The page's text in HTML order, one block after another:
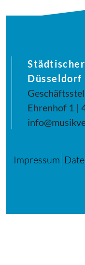
Düsseldorf
Ehrenhof 1 |
Impressum